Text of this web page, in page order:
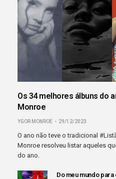
Os 34 melhores álbuns do
Monroe
YGOR MONROE 29/12/2023
O ano não teve o tradicional
Monroe resolveu listar aqueles
do ano.
Do meu mundo para